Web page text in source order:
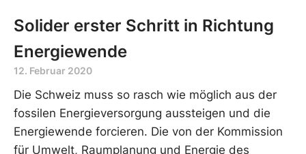
Solider erster Schritt in Richtung
Energiewende
12. Februar 2020
Die Schweiz muss so rasch wie möglich aus der
fossilen Energieversorgung aussteigen und die
Energiewende forcieren. Die von der Kommission
für Umwelt, Raumplanung und Energie des